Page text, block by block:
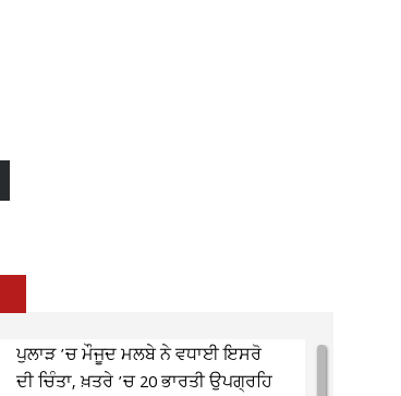
ਪੁਲਾੜ ’ਚ ਮੌਜੂਦ ਮਲਬੇ ਨੇ ਵਧਾਈ ਇਸਰੋ
ਦੀ ਚਿੰਤਾ, ਖ਼ਤਰੇ ’ਚ 20 ਭਾਰਤੀ ਉਪਗ੍ਰਹਿ